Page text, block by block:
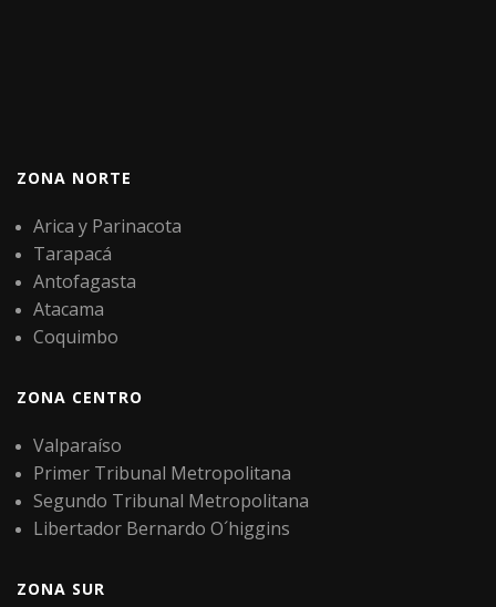
ZONA NORTE
Arica y Parinacota
Tarapacá
Antofagasta
Atacama
Coquimbo
ZONA CENTRO
Valparaíso
Primer Tribunal Metropolitana
Segundo Tribunal Metropolitana
Libertador Bernardo O´higgins
ZONA SUR